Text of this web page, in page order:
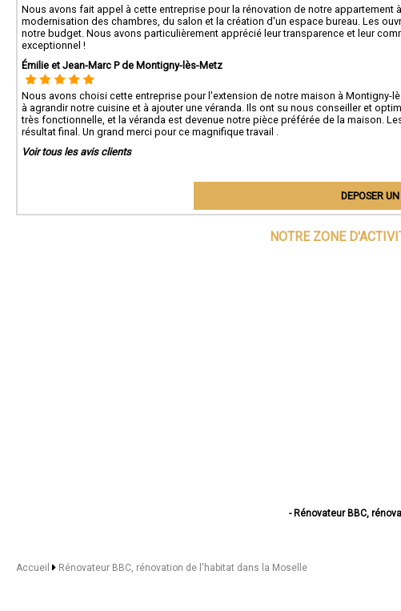
Nous avons fait appel à cette entreprise pour la rénovation de notre
modernisation des chambres, du salon et la création d'un espace bureau. Les
notre budget. Nous avons particulièrement apprécié leur transparence et leur
exceptionnel !
Émilie et Jean-Marc P de Montigny-lès-Metz
Nous avons choisi cette entreprise pour l'extension de notre maison à
à agrandir notre cuisine et à ajouter une véranda. Ils ont su nous conseiller et
très fonctionnelle, et la véranda est devenue notre pièce préférée de la maison.
résultat final. Un grand merci pour ce magnifique travail .
Voir tous les avis clients
DEPOSER
NOTRE ZONE
- Rénovateur BBC,
- Rénovateur BBC,
Accueil Rénovateur BBC, rénovation de l'habitat dans la Moselle